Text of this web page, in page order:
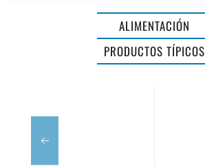
ALIMENTACIÓN
PRODUCTOS TÍPICOS
POLLASTRE
MÉS